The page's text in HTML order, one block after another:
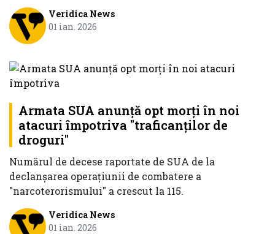
Veridica News
01 ian. 2026
Armata SUA anunță opt morți în noi
atacuri împotriva "traficanților de
droguri"
Numărul de decese raportate de SUA de la
declanşarea operaţiunii de combatere a
"narcoterorismului" a crescut la 115.
Veridica News
01 ian. 2026